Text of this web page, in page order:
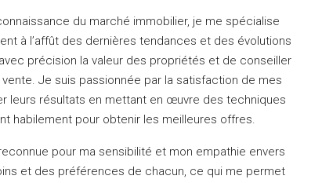
du marché immobilier, je me spécialise
à l’affût des dernières tendances et des évolutions
précision la valeur des propriétés et de conseiller
Je suis passionnée par la satisfaction de mes
leurs résultats en mettant en œuvre des techniques
habilement pour obtenir les meilleures offres.
pour ma sensibilité et mon empathie envers
et des préférences de chacun, ce qui me permet